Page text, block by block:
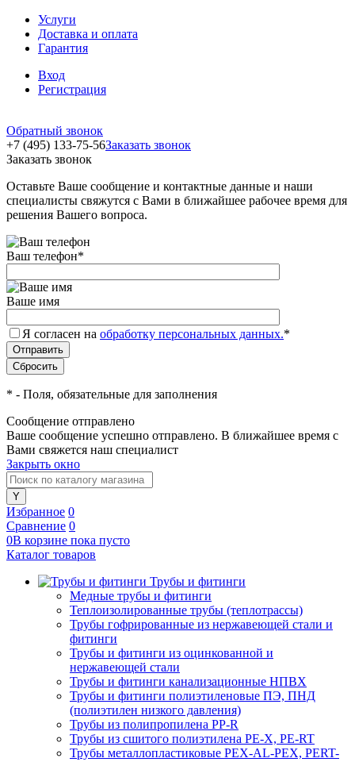
Услуги
Доставка и оплата
Гарантия
Вход
Регистрация
Обратный звонок
+7 (495) 133-75-56Заказать звонок
Заказать звонок
Оставьте Ваше сообщение и контактные данные и наши
специалисты свяжутся с Вами в ближайшее рабочее время для
решения Вашего вопроса.
Ваш телефон*
Ваше имя
Я согласен на обработку персональных данных.*
* - Поля, обязательные для заполнения
Сообщение отправлено
Ваше сообщение успешно отправлено. В ближайшее время с
Вами свяжется наш специалист
Закрыть окно
Избранное 0
Сравнение 0
0В корзине пока пусто
Каталог товаров
Трубы и фитинги
Медные трубы и фитинги
Теплоизолированные трубы (теплотрассы)
Трубы гофрированные из нержавеющей стали и
фитинги
Трубы и фитинги из оцинкованной и
нержавеющей стали
Трубы и фитинги канализационные НПВХ
Трубы и фитинги полиэтиленовые ПЭ, ПНД
(полиэтилен низкого давления)
Трубы из полипропилена PP-R
Трубы из сшитого полиэтилена PE-X, PE-RT
Трубы металлопластиковые PEX-AL-PEX, PERT-